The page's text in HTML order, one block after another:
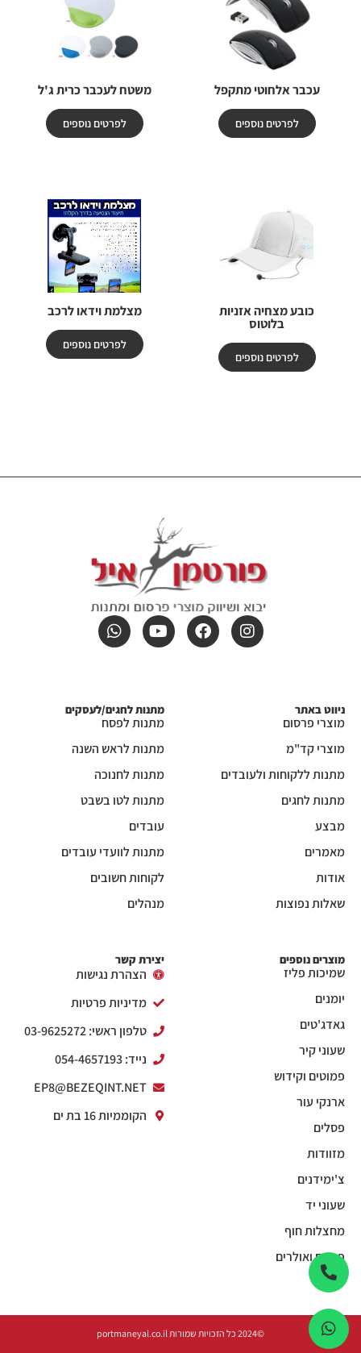
עכבר אלחוטי מתקפל
לפרטים נוספים
משטח לעכבר כרית ג'ל
לפרטים נוספים
כובע מצחיה אזניות
בלוטוס
לפרטים נוספים
מצלמת וידאו לרכב
לפרטים נוספים
ניווט באתר
מוצרי פרסום
מוצרי קד"מ
מתנות ללקוחות ולעובדים
מתנות לחגים
מבצע
מאמרים
אודות
שאלות נפוצות
מתנות לחגים/לעסקים
מתנות לפסח
מתנות לראש השנה
מתנות לחנוכה
מתנות לטו בשבט
עובדים
מתנות לוועדי עובדים
לקוחות חשובים
מנהלים
מוצרים נוספים
שמיכות פליז
יומנים
גאדג'טים
שעוני קיר
פמוטים וקידוש
ארנקי עור
פסלים
מזוודות
צ'ימידנים
שעוני יד
מחצלות חוף
פנסים ואולרים
יצירת קשר
הצהרת נגישות
מדיניות פרטיות
טלפון ראשי: 03-9625272
נייד: 054-4657193
EP8@BEZEQINT.NET
הקוממיות 16 בת ים
©2024 כל הזכויות שמורות portmaneyal.co.il